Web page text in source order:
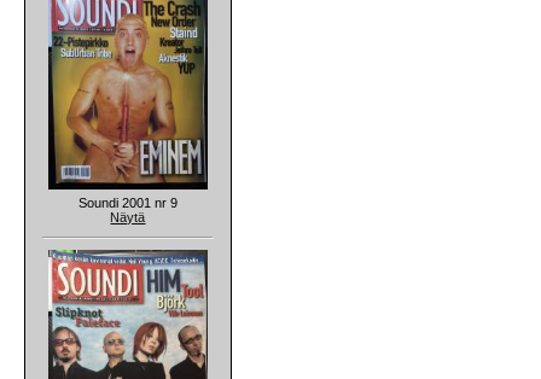
Soundi 2001 nr 9
Näytä